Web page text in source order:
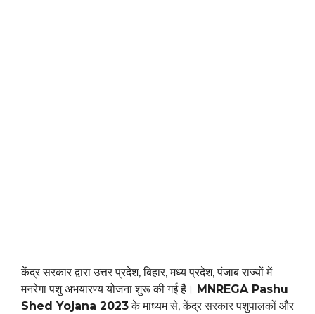
केंद्र सरकार द्वारा उत्तर प्रदेश, बिहार, मध्य प्रदेश, पंजाब राज्यों में
मनरेगा पशु अभयारण्य योजना शुरू की गई है। MNREGA Pashu
Shed Yojana 2023के माध्यम से, केंद्र सरकार पशुपालकों और